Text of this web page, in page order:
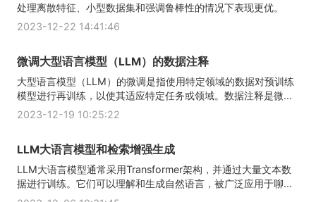
处理离散特征、小型数据集和强调鲁棒性的情况下表现更优。
2023-12-22 14:41:46
微调大型语言模型（LLM）的数据注释
大型语言模型（LLM）的微调是指使用特定领域的数据对预训练
模型进行再训练，以使其适应特定任务或领域。数据注释是微...
2023-12-19 10:25:22
LLM大语言模型和检索增强生成
LLM大语言模型通常采用Transformer架构，并通过大量文本数
据进行训练。它们可以理解和生成自然语言，被广泛应用于聊...